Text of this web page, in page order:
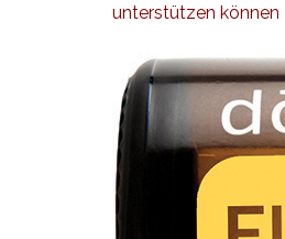
unterstützen können